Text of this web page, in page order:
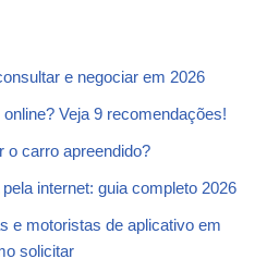
e negociar em 2026
Veja 9 recomendações!
o carro apreendido?
internet: guia completo 2026
e motoristas de aplicativo em
solicitar